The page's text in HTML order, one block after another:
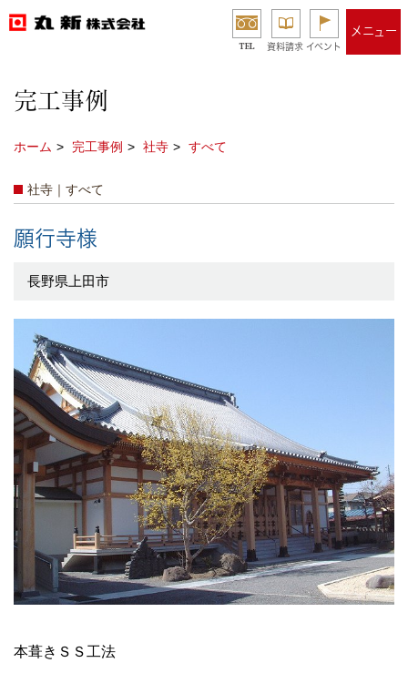
TEL 資料請求 イベント
メニュー
完工事例
ホーム 完工事例 社寺 すべて
社寺｜すべて
願行寺様
長野県上田市
本葺きＳＳ工法